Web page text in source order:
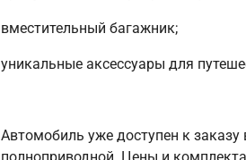
вместительный багажник;
уникальные аксессуары для
Автомобиль уже доступен к